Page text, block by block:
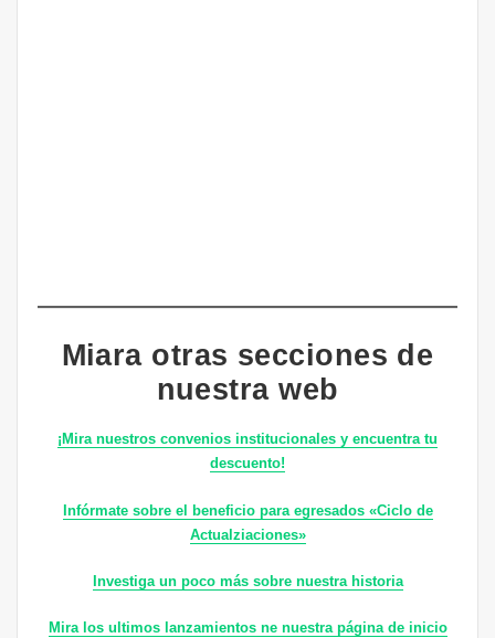
Miara otras secciones de
nuestra web
¡Mira nuestros convenios institucionales y encuentra tu
descuento!
Infórmate sobre el beneficio para egresados «Ciclo de
Actualziaciones»
Investiga un poco más sobre nuestra historia
Mira los ultimos lanzamientos ne nuestra página de inicio